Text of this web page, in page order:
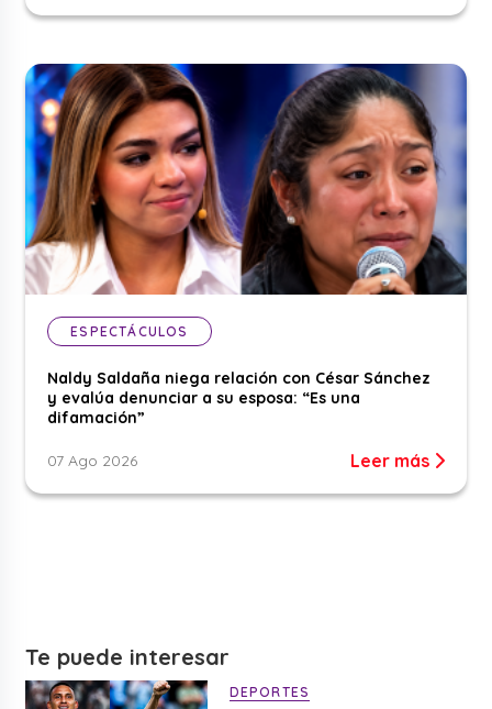
ESPECTÁCULOS
Naldy Saldaña niega relación con César Sánchez
y evalúa denunciar a su esposa: “Es una
difamación”
07 Ago 2026 Leer más
Te puede interesar
DEPORTES